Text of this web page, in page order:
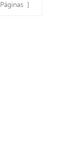
Páginas ]